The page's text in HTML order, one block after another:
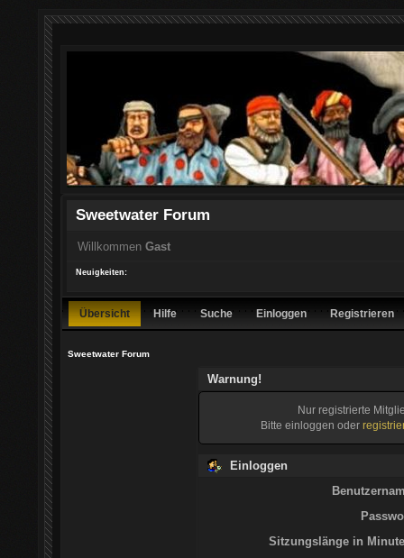
Sweetwater Forum
Willkommen Gast
Neuigkeiten:
Übersicht Hilfe Suche Einloggen Registrieren
Sweetwater Forum
Warnung!
Nur registrierte
Bitte einloggen oder
Einloggen
Sitzungslänge in